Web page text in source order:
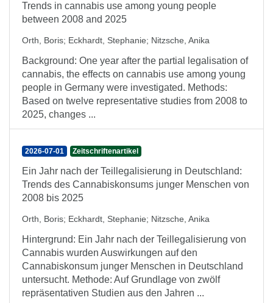
Trends in cannabis use among young people
between 2008 and 2025
Orth, Boris; Eckhardt, Stephanie; Nitzsche, Anika
Background: One year after the partial legalisation of
cannabis, the effects on cannabis use among young
people in Germany were investigated. Methods:
Based on twelve representative studies from 2008 to
2025, changes ...
2026-07-01 Zeitschriftenartikel
Ein Jahr nach der Teillegalisierung in Deutschland:
Trends des Cannabiskonsums junger Menschen von
2008 bis 2025
Orth, Boris; Eckhardt, Stephanie; Nitzsche, Anika
Hintergrund: Ein Jahr nach der Teillegalisierung von
Cannabis wurden Auswirkungen auf den
Cannabiskonsum junger Menschen in Deutschland
untersucht. Methode: Auf Grundlage von zwölf
repräsentativen Studien aus den Jahren ...